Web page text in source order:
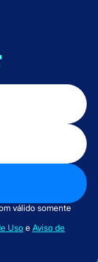
válido somente
Uso e Aviso de